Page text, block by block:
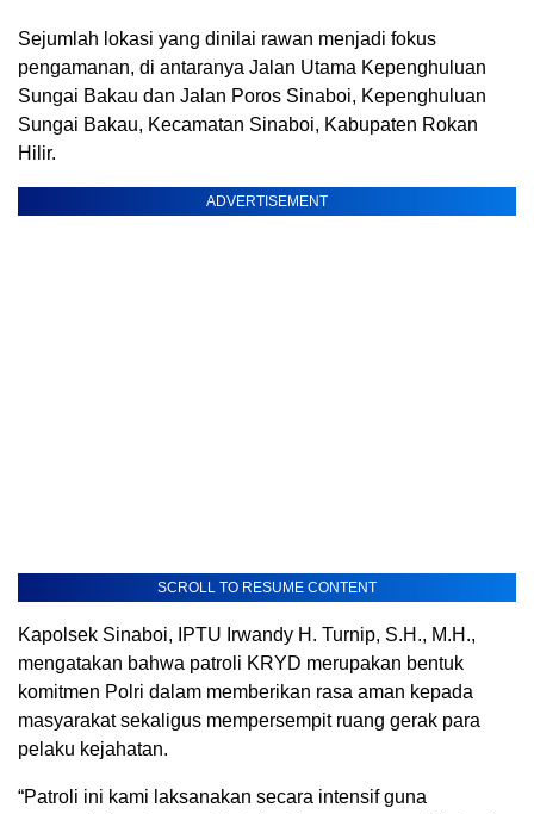
Sejumlah lokasi yang dinilai rawan menjadi fokus
pengamanan, di antaranya Jalan Utama Kepenghuluan
Sungai Bakau dan Jalan Poros Sinaboi, Kepenghuluan
Sungai Bakau, Kecamatan Sinaboi, Kabupaten Rokan
Hilir.
ADVERTISEMENT
SCROLL TO RESUME CONTENT
Kapolsek Sinaboi, IPTU Irwandy H. Turnip, S.H., M.H.,
mengatakan bahwa patroli KRYD merupakan bentuk
komitmen Polri dalam memberikan rasa aman kepada
masyarakat sekaligus mempersempit ruang gerak para
pelaku kejahatan.
“Patroli ini kami laksanakan secara intensif guna